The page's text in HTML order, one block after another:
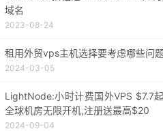
域名
2023-08-24
租用外贸vps主机选择要考虑哪些问
2024-03-05
LightNode:小时计费国外VPS $7.7
全球机房无限开机,注册送最高$20
2024-09-04